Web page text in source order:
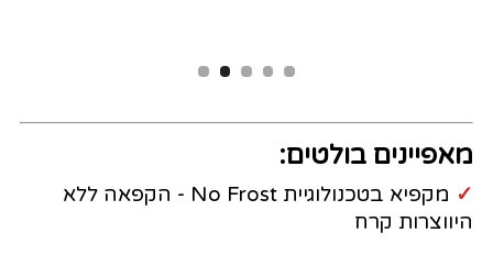
מאפיינים בולטים:
✓
מקפיא בטכנולוגיית No Frost - הקפאה ללא
היווצרות קרח